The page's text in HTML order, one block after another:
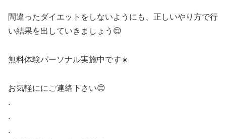
間違ったダイエットをしないようにも、正しいやり方で行
い結果を出していきましょう😌
無料体験パーソナル実施中です☀️
お気軽ににご連絡下さい😊
.
.
.